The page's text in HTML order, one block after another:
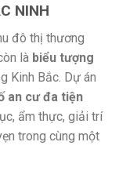
NINH
đô thị thương
là biểu tượng
Kinh Bắc. Dự án
an cư đa tiện
ẩm thực, giải trí
trong cùng một